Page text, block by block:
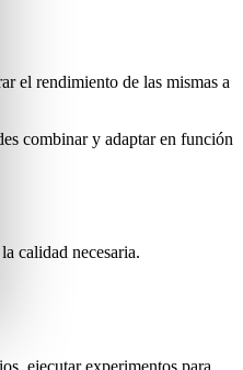
el rendimiento de las mismas a
combinar y adaptar en función
calidad necesaria.